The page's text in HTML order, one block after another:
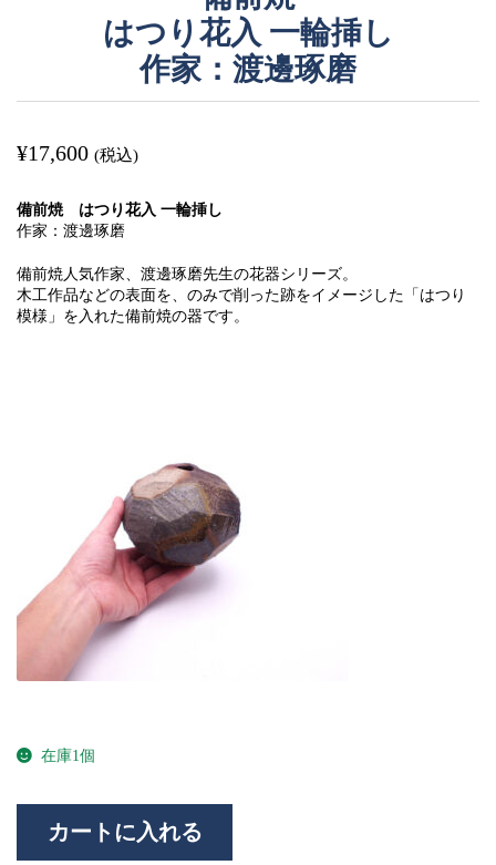
はつり花入 一輪挿し
作家：渡邊琢磨
¥17,600 (税込)
備前焼 はつり花入 一輪挿し
作家：渡邊琢磨
備前焼人気作家、渡邊琢磨先生の花器シリーズ。
木工作品などの表面を、のみで削った跡をイメージした「はつり
模様」を入れた備前焼の器です。
在庫1個
カートに入れる